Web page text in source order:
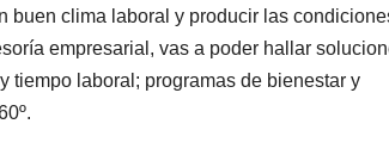
buen clima laboral y producir las
empresarial, vas a poder hallar
tiempo laboral; programas de bienestar y